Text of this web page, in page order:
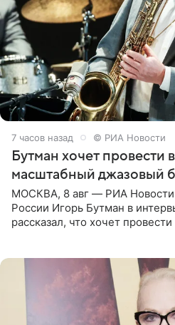
7 часов назад © РИА Новости
Бутман хочет провести
масштабный джазовый
МОСКВА, 8 авг — РИА
России Игорь Бутман в
рассказал, что хочет